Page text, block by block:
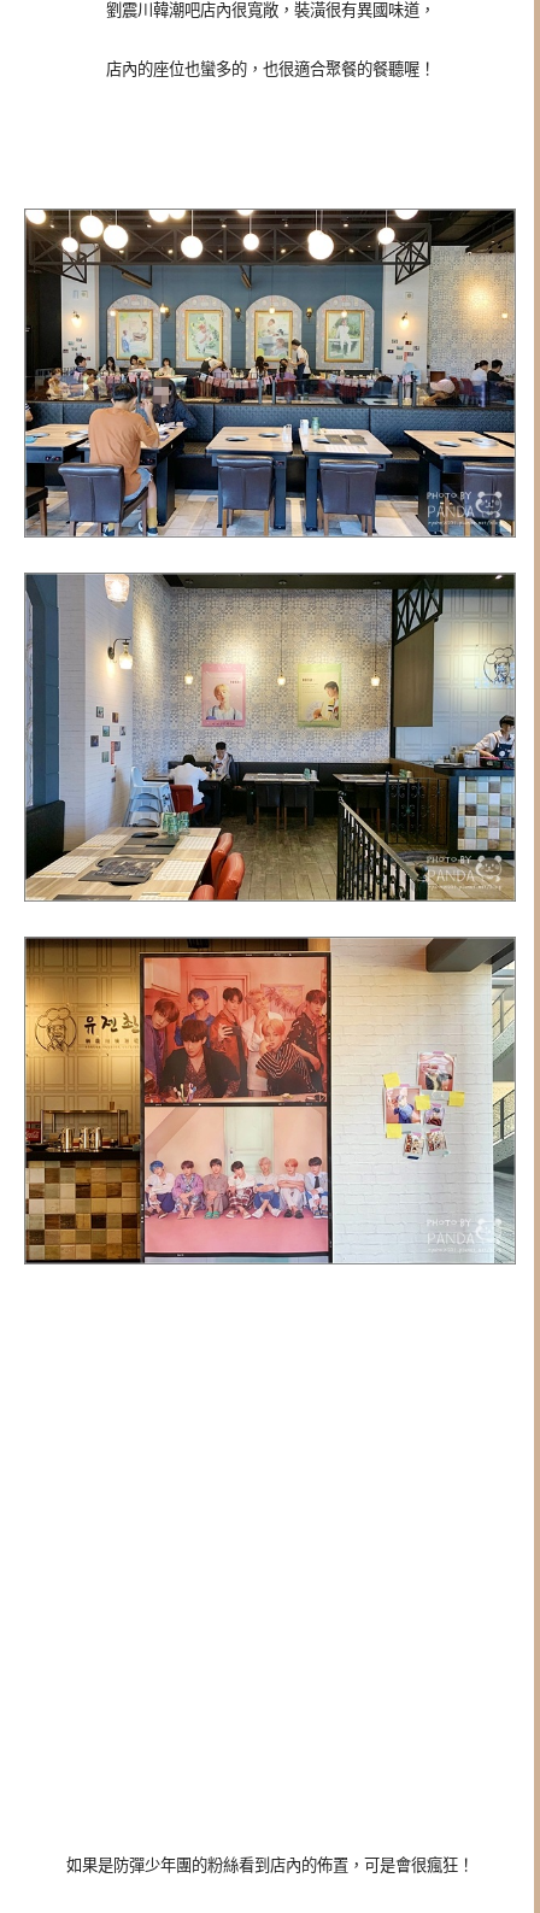
劉震川韓潮吧店內很寬敞，裝潢很有異國味道，
店內的座位也蠻多的，也很適合聚餐的餐聽喔！
如果是防彈少年團 的粉絲看到店內的佈置，可是會很瘋狂！